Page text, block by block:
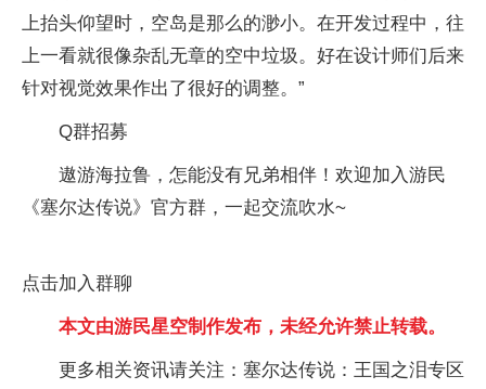
上抬头仰望时，空岛是那么的渺小。在开发过程中，往
上一看就很像杂乱无章的空中垃圾。好在设计师们后来
针对视觉效果作出了很好的调整。”
Q群招募
遨游海拉鲁，怎能没有兄弟相伴！欢迎加入游民
《塞尔达传说》官方群，一起交流吹水~
点击加入群聊
本文由游民星空制作发布，未经允许禁止转载。
更多相关资讯请关注：塞尔达传说：王国之泪专区